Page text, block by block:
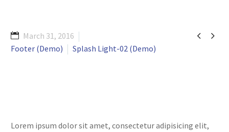
 
March 31, 2016
Footer (Demo)
Splash Light-02 (Demo)
Lorem ipsum dolor sit amet, consectetur adipisicing elit,